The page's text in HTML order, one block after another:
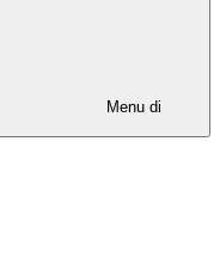
Menu di